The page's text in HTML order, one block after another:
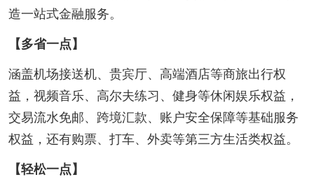
造一站式金融服务。
【多省一点】
涵盖机场接送机、贵宾厅、高端酒店等商旅出行权
益，视频音乐、高尔夫练习、健身等休闲娱乐权益，
交易流水免邮、跨境汇款、账户安全保障等基础服务
权益，还有购票、打车、外卖等第三方生活类权益。
【轻松一点】